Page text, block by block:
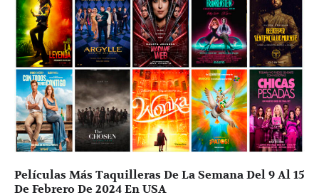
Películas Más Taquilleras De La Semana Del 9 Al 15
De Febrero De 2024 En USA